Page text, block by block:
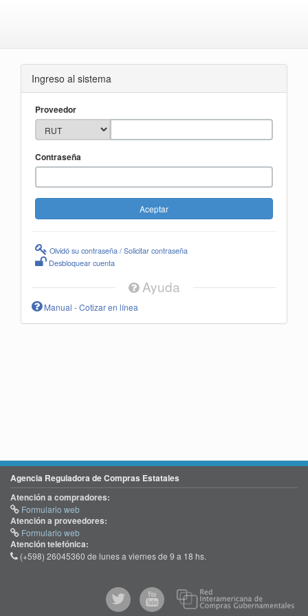
Ingreso al sistema
Proveedor
Contraseña
Olvidó su contraseña / Solicitar contraseña
Desbloquear cuenta
Ayuda
Manual - Cotizar en línea
Agencia Reguladora de Compras Estatales
Atención a compradores:
Formulario web
Atención a proveedores:
Formulario web
Atención telefónica:
(+598) 26045360 de lunes a viernes de 9 a 18 hs.
@comprasgubuy
ACCE